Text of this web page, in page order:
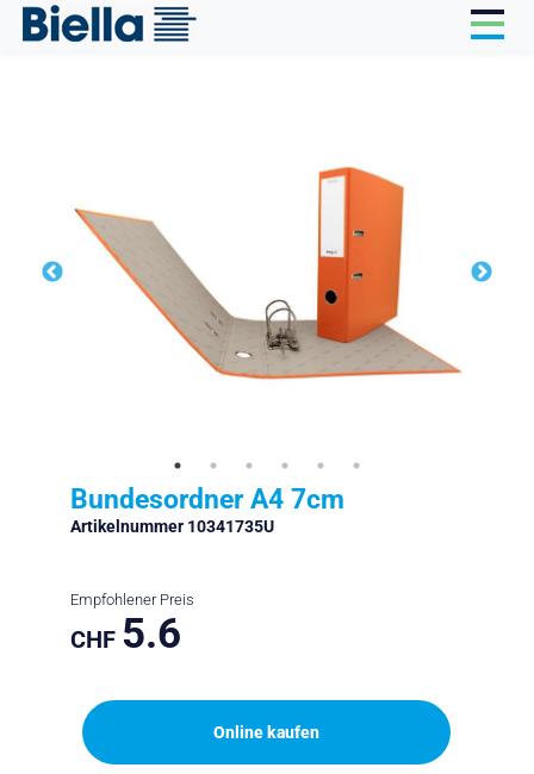
Bundesordner A4 7cm
Artikelnummer 10341735U
Empfohlener Preis
CHF 5.6
Online kaufen
Cookie-Einstellungen